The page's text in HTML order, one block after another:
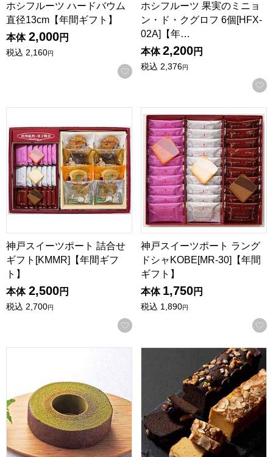
ホシフルーツ ハードバウム
直径13cm【年間ギフト】
本体 2,000円
税込 2,160円
お気に入りに登録する
ホシフルーツ 果実のミニョ
ン・ド・クグロフ 6個[HFX-
02A]【年…
本体 2,200円
税込 2,376円
神戸スイーツポート 詰合せギフト[KMMR]【年間ギフト】
神戸スイーツポート 詰合せ
ギフト[KMMR]【年間ギフ
ト】
本体 2,500円
税込 2,700円
お気に入りに登録する
神戸スイーツポート ラング
神戸スイーツポート ラング
ドシャKOBE[MR-30]【年間
ギフト】
本体 1,750円
税込 1,890円
京都 京寿楽庵 宇治抹茶バウム 舞[KJMK-12]【年間ギフト】
祇園きたざと パウンドケー